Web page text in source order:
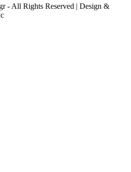
- All Rights Reserved | Design &